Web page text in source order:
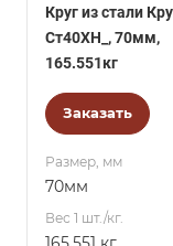
Круг из стали
Ст40ХН_, 70мм,
165.551кг
Заказать
Размер, мм
70мм
Вес 1 шт./кг.